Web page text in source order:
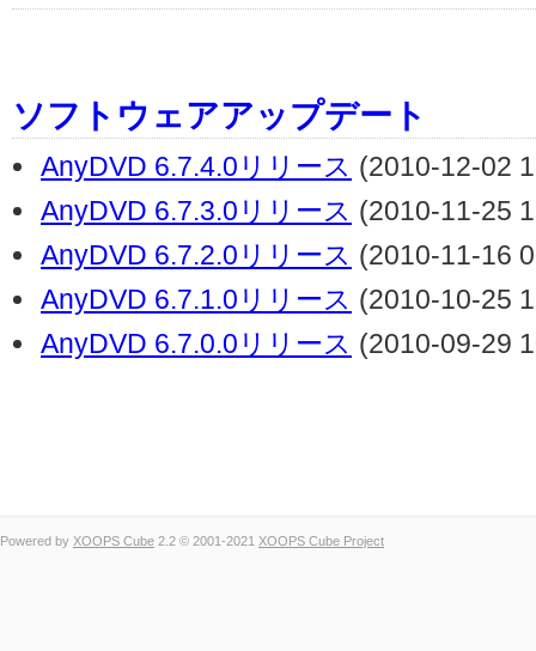
ソフトウェアアップデート
AnyDVD 6.7.4.0リリース (2010-12-02
AnyDVD 6.7.3.0リリース (2010-11-25
AnyDVD 6.7.2.0リリース (2010-11-16
AnyDVD 6.7.1.0リリース (2010-10-25
AnyDVD 6.7.0.0リリース (2010-09-29
Powered by XOOPS Cube 2.2 © 2001-2021 XOOPS Cube Project